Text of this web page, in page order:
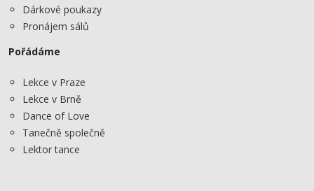
Dárkové poukazy
Pronájem sálů
Pořádáme
Lekce v Praze
Lekce v Brně
Dance of Love
Tanečně společně
Lektor tance